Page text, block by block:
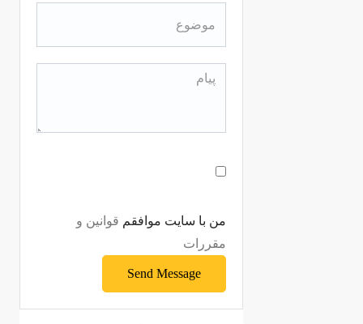
من با سایت موافقم قوانین و
مقررات
Send Message